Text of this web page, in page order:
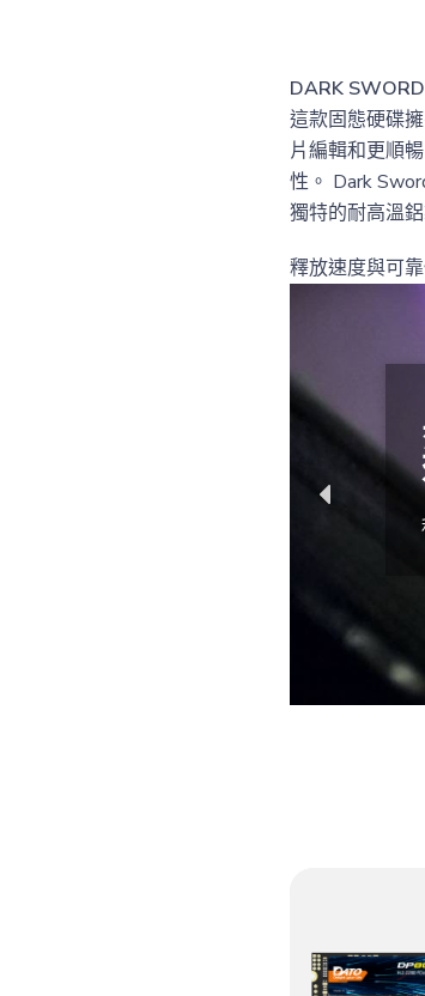
DARK
這款固態硬碟
片編輯和更順
性。 Dark
獨特的耐高溫
釋放速度與可